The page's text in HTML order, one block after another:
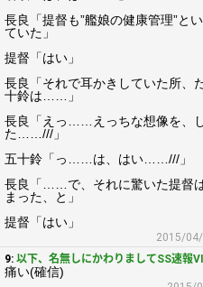
長良「提督も”艦娘の健康管理”と
ていた」
提督「はい」
長良「それで耳かきしていた所、
十鈴は……」
長良「えっ……えっちな想像を、
た……///」
五十鈴「っ……は、はい……///」
長良「……で、それに驚いた提督
まった、と」
提督「はい」
2015/
9: 以下、名無しにかわりましてSS速報
痛い(確信)